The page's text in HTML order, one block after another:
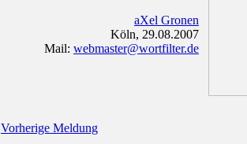
aXel Gronen
Köln, 29.08.2007
Mail: webmaster@wortfilter.de
Vorherige Meldung